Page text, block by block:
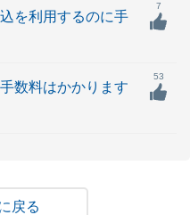
を利用するのに手
7
数料はかかります
53
戻る